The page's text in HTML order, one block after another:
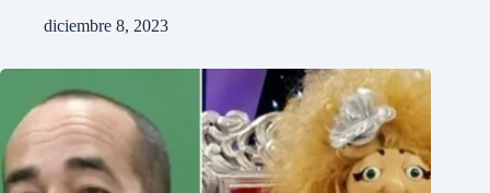
diciembre 8, 2023